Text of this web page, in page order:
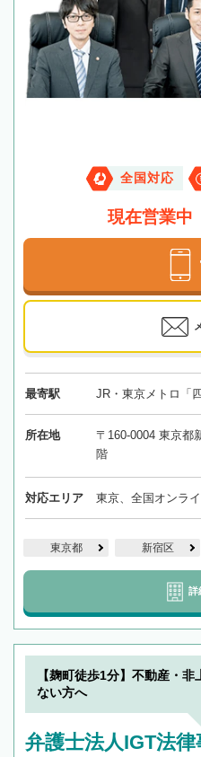
全国対応
現在営業中
最寄駅 JR・東京メトロ「
所在地
〒160-0004 東京都
階
対応エリア 東京、全国オンラ
東京都 新宿区
詳
【麹町徒歩1分】不動産・
ない方へ
弁護士法人IGT法律